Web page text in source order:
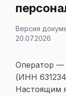
Версия
20.07.2026
Оператор —
(ИНН
Настоящим